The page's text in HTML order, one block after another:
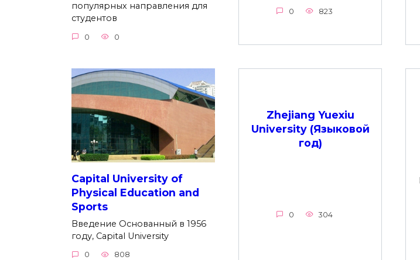
популярных направления для
студентов
0 0
0 823
Capital University of
Physical Education and
Sports
Введение Основанный в 1956
году, Capital University
0 808
Zhejiang Yuexiu
University (Языковой
год)
0 304